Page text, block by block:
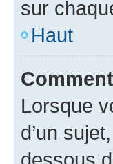
sur
Haut
Lorsque
d’un